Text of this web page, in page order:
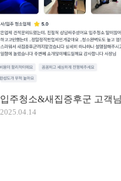
입주청소&새집증후군 고객님
2025.04.14